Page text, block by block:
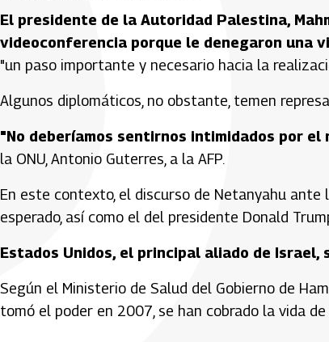
El presidente de la Autoridad Palestina,
videoconferencia porque le denegaron una
"un paso importante y necesario hacia la
Algunos diplomáticos, no obstante, temen
"No deberíamos sentirnos intimidados por
la ONU, Antonio Guterres, a la AFP.
En este contexto, el discurso de Netanyahu ante
esperado, así como el del presidente Donald
Estados Unidos, el principal aliado de
Según el Ministerio de Salud del Gobierno de
tomó el poder en 2007, se han cobrado la vida